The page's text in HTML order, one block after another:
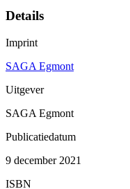
Details
Imprint
SAGA Egmont
Uitgever
SAGA Egmont
Publicatiedatum
9 december 2021
ISBN